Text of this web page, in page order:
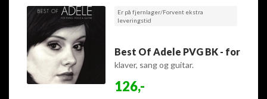
Er på fjernlager/Forvent ekstra
leveringstid
Best Of Adele PVG BK - for
klaver, sang og guitar.
126,-